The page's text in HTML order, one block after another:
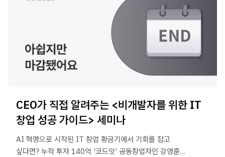
CEO가 직접 알려주는 <비개발자를 위한 IT
창업 성공 가이드> 세미나
AI 혁명으로 시작된 IT 창업 황금기에서 기회를 잡고
싶다면? 누적 투자 140억 '코드잇' 공동창업자인 강영훈